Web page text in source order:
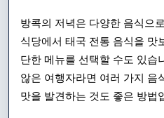
방콕의 저녁은 다양한 음식으
식당에서 태국 전통 음식을 맛
단한 메뉴를 선택할 수도 있습
않은 여행자라면 여러 가지 음
맛을 발견하는 것도 좋은 방법